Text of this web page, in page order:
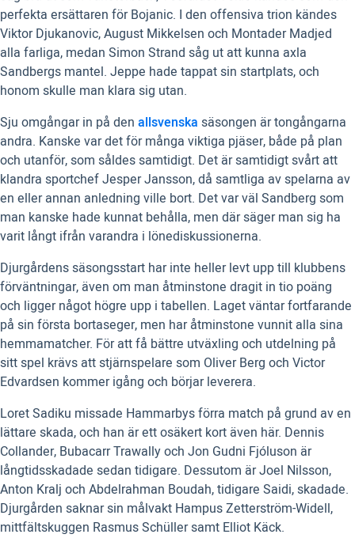
perfekta ersättaren för Bojanic. I den offensiva trion kändes
Viktor Djukanovic, August Mikkelsen och Montader Madjed
alla farliga, medan Simon Strand såg ut att kunna axla
Sandbergs mantel. Jeppe hade tappat sin startplats, och
honom skulle man klara sig utan.
Sju omgångar in på den allsvenska säsongen är tongångarna
andra. Kanske var det för många viktiga pjäser, både på plan
och utanför, som såldes samtidigt. Det är samtidigt svårt att
klandra sportchef Jesper Jansson, då samtliga av spelarna av
en eller annan anledning ville bort. Det var väl Sandberg som
man kanske hade kunnat behålla, men där säger man sig ha
varit långt ifrån varandra i lönediskussionerna.
Djurgårdens säsongsstart har inte heller levt upp till klubbens
förväntningar, även om man åtminstone dragit in tio poäng
och ligger något högre upp i tabellen. Laget väntar fortfarande
på sin första bortaseger, men har åtminstone vunnit alla sina
hemmamatcher. För att få bättre utväxling och utdelning på
sitt spel krävs att stjärnspelare som Oliver Berg och Victor
Edvardsen kommer igång och börjar leverera.
Loret Sadiku missade Hammarbys förra match på grund av en
lättare skada, och han är ett osäkert kort även här. Dennis
Collander, Bubacarr Trawally och Jon Gudni Fjóluson är
långtidsskadade sedan tidigare. Dessutom är Joel Nilsson,
Anton Kralj och Abdelrahman Boudah, tidigare Saidi, skadade.
Djurgården saknar sin målvakt Hampus Zetterström-Widell,
mittfältskuggen Rasmus Schüller samt Elliot Käck.